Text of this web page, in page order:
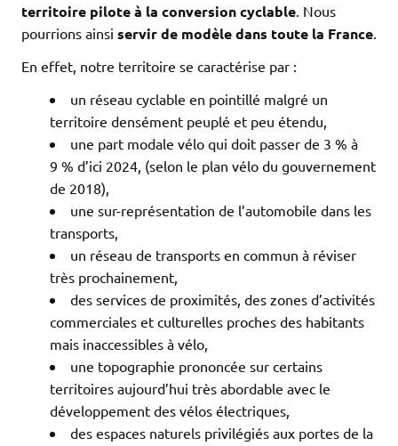
territoire piloteà la conversion cyclable. Nous
pourrions ainsi servir de modèle dans toute la France.
En effet, notre territoire se caractérise par :
un réseau cyclable en pointillé malgré un
territoire densément peuplé et peu étendu,
une part modale vélo qui doit passer de 3 % à
9 % d’ici 2024, (selon le plan vélo du gouvernement
de 2018),
une sur-représentation de l’automobile dans les
transports,
un réseau de transports en commun à réviser
très prochainement,
des services de proximités, des zones d’activités
commerciales et culturelles proches des habitants
mais inaccessibles à vélo,
une topographie prononcée sur certains
territoires aujourd’hui très abordable avec le
développement des vélos électriques,
des espaces naturels privilégiés aux portes de la